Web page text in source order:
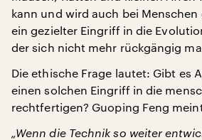
kann und wird auch bei Menschen
ein gezielter Eingriff in die
der sich nicht mehr rückgängig
Die ethische Frage lautet: Gibt es
einen solchen Eingriff in die
rechtfertigen? Guoping Feng
„Wenn die Technik so weiter